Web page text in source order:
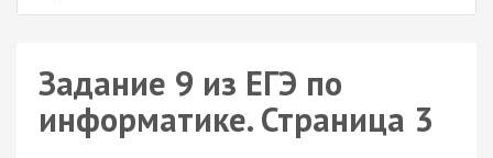
Задание 9 из ЕГЭ по
информатике. Страница 3